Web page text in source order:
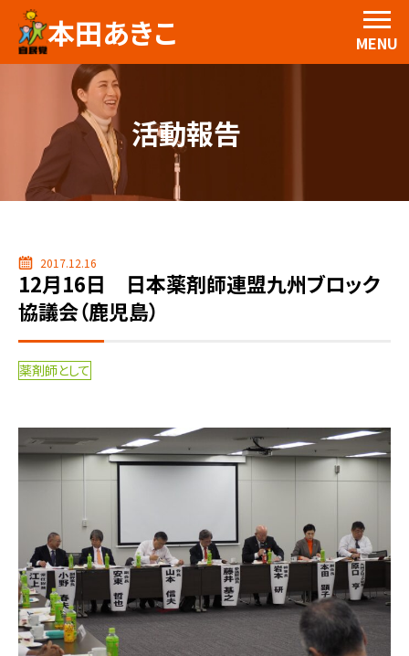
本田あきこ MENU
活動報告
2017.12.16
12月16日 日本薬剤師連盟九州ブロック
協議会（鹿児島）
薬剤師として